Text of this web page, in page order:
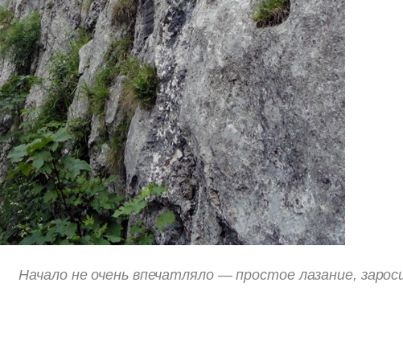
Начало не очень впечатляло — простое лазание,